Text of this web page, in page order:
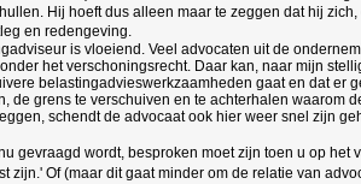
Hij hoeft dus alleen maar te zeggen dat hij
en redengeving.
is vloeiend. Veel advocaten uit de
het verschoningsrecht. Daar kan, naar mijn
belastingadvieswerkzaamheden gaat en dat er
grens te verschuiven en te achterhalen waarom
schendt de advocaat ook hier weer snel zijn
gevraagd wordt, besproken moet zijn toen u op
Of (maar dit gaat minder om de relatie van